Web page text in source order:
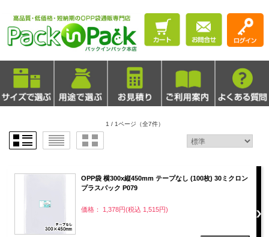
1 / 1ページ （全7件）
OPP袋 横300x縦450mm テープなし (100枚) 30ミクロン
プラスパック P079
価格： 1,378円(税込 1,515円)